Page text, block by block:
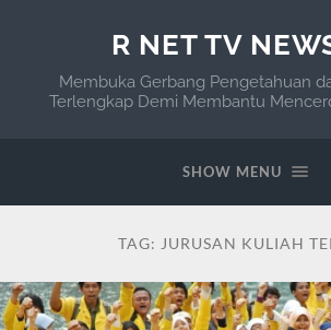
R NET TV
Membuka Gerbang Pengetahuan
Terlengkap Demi Membantu
SHOW MENU
TAG: JURUSAN KULIAH